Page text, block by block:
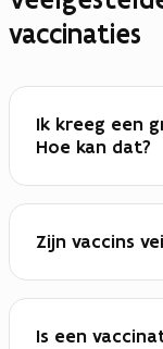
vaccinaties
Ik kreeg een
Hoe kan dat?
Zijn vaccins
Is een